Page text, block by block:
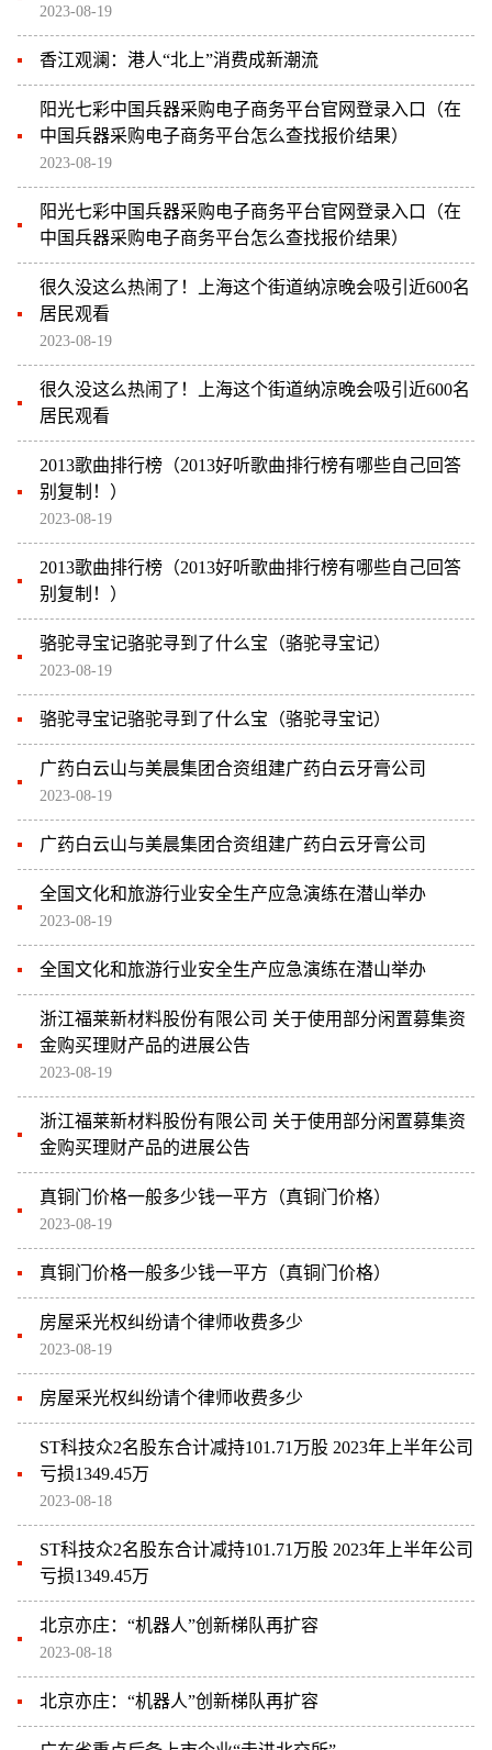
2023-08-19
香江观澜：港人“北上”消费成新潮流
阳光七彩中国兵器采购电子商务平台官网登录入口（在
中国兵器采购电子商务平台怎么查找报价结果）
2023-08-19
阳光七彩中国兵器采购电子商务平台官网登录入口（在
中国兵器采购电子商务平台怎么查找报价结果）
很久没这么热闹了！上海这个街道纳凉晚会吸引近600名
居民观看
2023-08-19
很久没这么热闹了！上海这个街道纳凉晚会吸引近600名
居民观看
2013歌曲排行榜（2013好听歌曲排行榜有哪些自己回答
别复制！）
2023-08-19
2013歌曲排行榜（2013好听歌曲排行榜有哪些自己回答
别复制！）
骆驼寻宝记骆驼寻到了什么宝（骆驼寻宝记）
2023-08-19
骆驼寻宝记骆驼寻到了什么宝（骆驼寻宝记）
广药白云山与美晨集团合资组建广药白云牙膏公司
2023-08-19
广药白云山与美晨集团合资组建广药白云牙膏公司
全国文化和旅游行业安全生产应急演练在潜山举办
2023-08-19
全国文化和旅游行业安全生产应急演练在潜山举办
浙江福莱新材料股份有限公司 关于使用部分闲置募集资
金购买理财产品的进展公告
2023-08-19
浙江福莱新材料股份有限公司 关于使用部分闲置募集资
金购买理财产品的进展公告
真铜门价格一般多少钱一平方（真铜门价格）
2023-08-19
真铜门价格一般多少钱一平方（真铜门价格）
房屋采光权纠纷请个律师收费多少
2023-08-19
房屋采光权纠纷请个律师收费多少
ST科技众2名股东合计减持101.71万股 2023年上半年公司
亏损1349.45万
2023-08-18
ST科技众2名股东合计减持101.71万股 2023年上半年公司
亏损1349.45万
北京亦庄：“机器人”创新梯队再扩容
2023-08-18
北京亦庄：“机器人”创新梯队再扩容